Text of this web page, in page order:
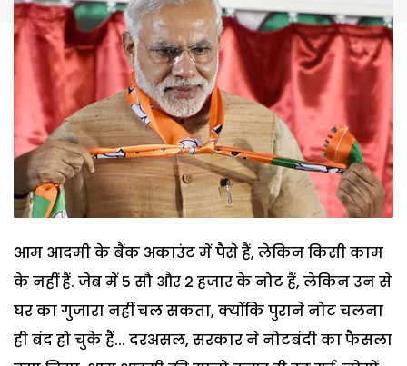
आम आदमी के बैंक अकाउंट में पैसे हैं, लेकिन किसी काम
के नहीं हैं. जेब में 5 सौ और 2 हजार के नोट हैं, लेकिन उन से
घर का गुजारा नहीं चल सकता, क्योंकि पुराने नोट चलना
ही बंद हो चुके हैं... दरअसल, सरकार ने नोटबंदी का फैसला